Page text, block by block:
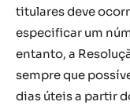
titulares deve
especificar um
entanto, a
sempre que
dias úteis a partir